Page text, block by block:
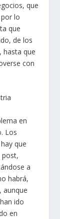
que
lo
que
de los
hasta que
con
en
Los
que
post,
a
habrá,
aunque
ido
en